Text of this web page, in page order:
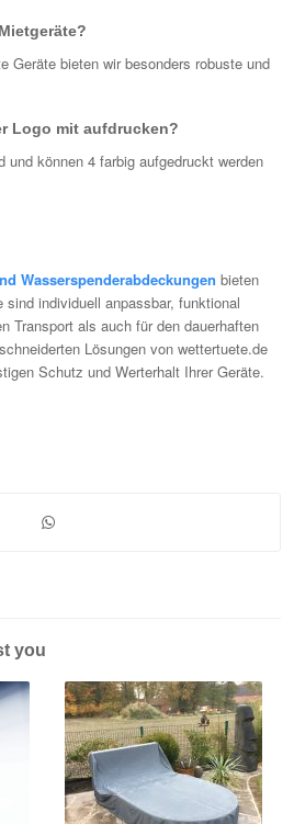
Geräte bieten wir besonders robuste und
Logo mit aufdrucken?
und können 4 farbig aufgedruckt werden
Wasserspenderabdeckungen bieten
individuell anpassbar, funktional
Transport als auch für den dauerhaften
Lösungen von wettertuete.de
Schutz und Werterhalt Ihrer Geräte.
you